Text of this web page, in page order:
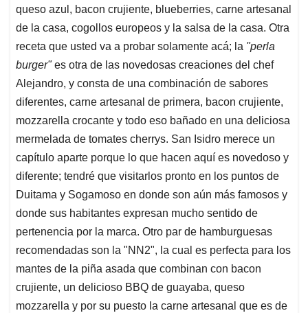
queso azul, bacon crujiente, blueberries, carne artesanal
de la casa, cogollos europeos y la salsa de la casa. Otra
receta que usted va a probar solamente acá; la "perla
burger"es otra de las novedosas creaciones del chef
Alejandro, y consta de una combinación de sabores
diferentes, carne artesanal de primera, bacon crujiente,
mozzarella crocante y todo eso bañado en una deliciosa
mermelada de tomates cherrys. San Isidro merece un
capítulo aparte porque lo que hacen aquí es novedoso y
diferente; tendré que visitarlos pronto en los puntos de
Duitama y Sogamoso en donde son aún más famosos y
donde sus habitantes expresan mucho sentido de
pertenencia por la marca. Otro par de hamburguesas
recomendadas son la "NN2", la cual es perfecta para los
mantes de la piña asada que combinan con bacon
crujiente, un delicioso BBQ de guayaba, queso
mozzarella y por su puesto la carne artesanal que es de